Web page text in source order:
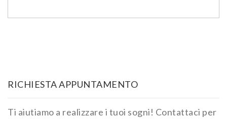
RICHIESTA APPUNTAMENTO
Ti aiutiamo a realizzare i tuoi sogni! Contattaci per